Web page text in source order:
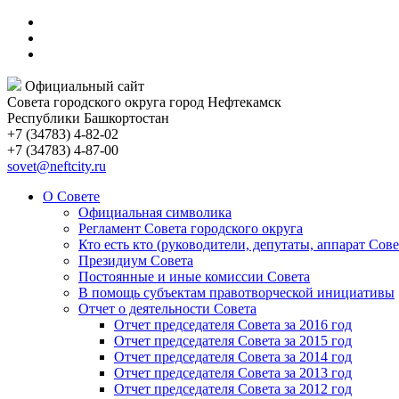
Официальный сайт
Совета городского округа город Нефтекамск
Республики Башкортостан
+7 (34783) 4-82-02
+7 (34783) 4-87-00
sovet@neftcity.ru
О Совете
Официальная символика
Регламент Совета городского округа
Кто есть кто (руководители, депутаты, аппарат
Президиум Совета
Постоянные и иные комиссии Совета
В помощь субъектам правотворческой инициативы
Отчет о деятельности Совета
Отчет председателя Совета за 2016 год
Отчет председателя Совета за 2015 год
Отчет председателя Совета за 2014 год
Отчет председателя Совета за 2013 год
Отчет председателя Совета за 2012 год